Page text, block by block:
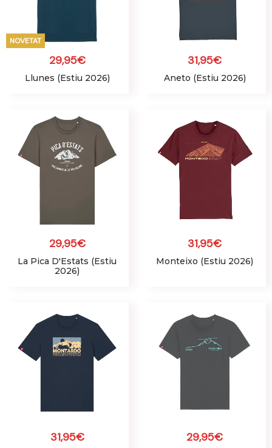
NOVETAT
29,95€
Llunes (Estiu 2026)
31,95€
Aneto (Estiu 2026)
29,95€
La Pica D'Estats (Estiu
2026)
31,95€
Monteixo (Estiu 2026)
31,95€ 29,95€